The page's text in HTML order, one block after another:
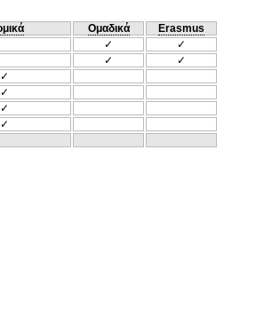
Ομαδικά
Erasmus
✓
✓
✓
✓
✓
✓
✓
✓